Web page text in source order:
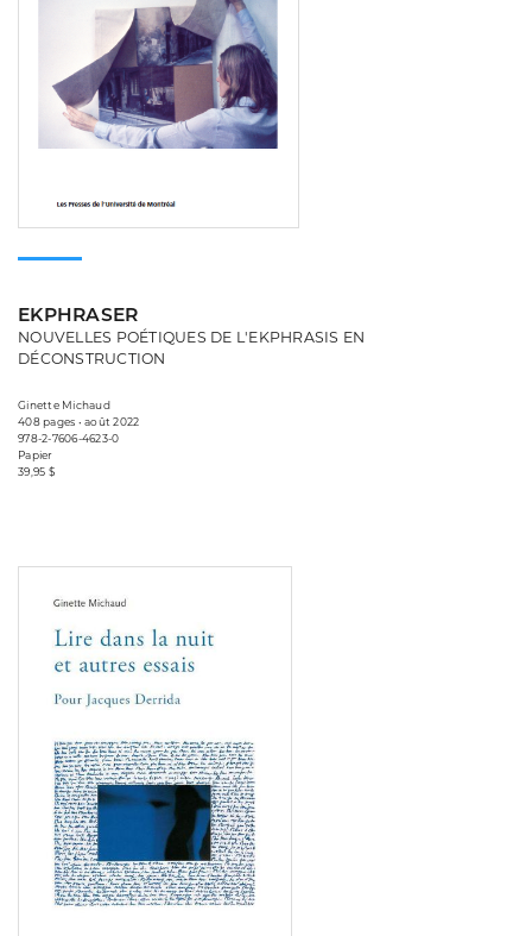
EKPHRASER
NOUVELLES POÉTIQUES DE L'EKPHRASIS EN
DÉCONSTRUCTION
Ginette Michaud
408 pages • août 2022
978-2-7606-4623-0
Papier
39,95 $